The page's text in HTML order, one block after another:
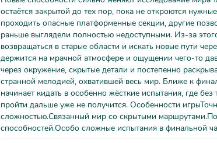
остаётся закрытой до тех пор, пока не откроются
проходить опасные платформенные секции, другие
раньше выглядели полностью недоступными. Из-за
возвращаться в старые области и искать новые пути
держится на мрачной атмосфере и ощущении чего-то
через окружение, скрытые детали и постепенно
странной мелодией, охватившей весь мир. Ближе к
начинает кидать в особенно жёсткие испытания, где
пройти дальше уже не получится. Особенности
сложностью.Связанный мир со скрытыми
способностей.Особо сложные испытания в финальной